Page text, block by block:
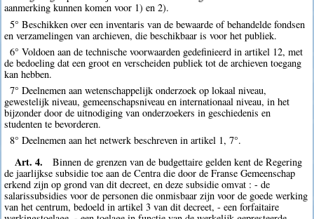
aanmerking kunnen komen voor 1) en 2).
5° Beschikken over een inventaris van de bewaarde of behandelde fondsen
en verzamelingen van archieven, die beschikbaar is voor het publiek.
6° Voldoen aan de technische voorwaarden gedefinieerd in artikel 12, met
de bedoeling dat een groot en verscheiden publiek tot de archieven toegang
kan hebben.
7° Deelnemen aan wetenschappelijk onderzoek op lokaal niveau,
gewestelijk niveau, gemeenschapsniveau en internationaal niveau, in het
bijzonder door de uitnodiging van onderzoekers in geschiedenis en
studenten te bevorderen.
8° Deelnemen aan het netwerk beschreven in artikel 1, 7°.
Art. 4.
Binnen de grenzen van de budgettaire gelden kent de Regering
de jaarlijkse subsidie toe aan de Centra die door de Franse Gemeenschap
erkend zijn op grond van dit decreet, en deze subsidie omvat : - de
salarissubsidies voor de personen die onmisbaar zijn voor de goede werking
van het centrum, bedoeld in artikel 3 van dit decreet, - een forfaitaire